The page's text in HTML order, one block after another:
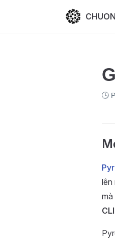
🕒
lên
CLI